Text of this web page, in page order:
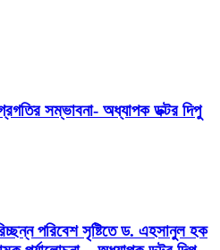
সম্ভাবনা- অধ্যাপক ডক্টর দিপু
পরিবেশ সৃষ্টিতে ড. এহসানুল হক